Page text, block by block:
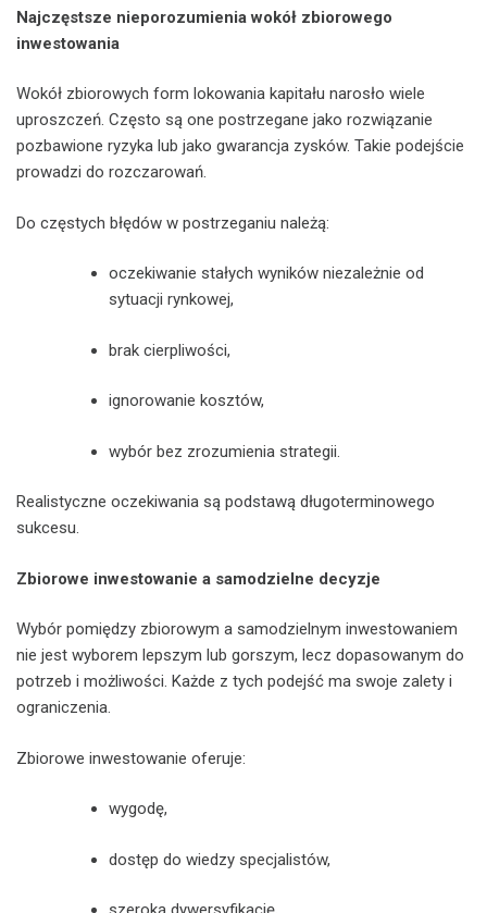
Najczęstsze nieporozumienia wokół zbiorowego
inwestowania
Wokół zbiorowych form lokowania kapitału narosło wiele
uproszczeń. Często są one postrzegane jako rozwiązanie
pozbawione ryzyka lub jako gwarancja zysków. Takie podejście
prowadzi do rozczarowań.
Do częstych błędów w postrzeganiu należą:
oczekiwanie stałych wyników niezależnie od
sytuacji rynkowej,
brak cierpliwości,
ignorowanie kosztów,
wybór bez zrozumienia strategii.
Realistyczne oczekiwania są podstawą długoterminowego
sukcesu.
Zbiorowe inwestowanie a samodzielne decyzje
Wybór pomiędzy zbiorowym a samodzielnym inwestowaniem
nie jest wyborem lepszym lub gorszym, lecz dopasowanym do
potrzeb i możliwości. Każde z tych podejść ma swoje zalety i
ograniczenia.
Zbiorowe inwestowanie oferuje:
wygodę,
dostęp do wiedzy specjalistów,